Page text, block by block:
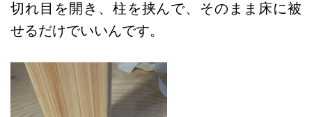
切れ目を開き、柱を挟んで、そのまま床に被
せるだけでいいんです。